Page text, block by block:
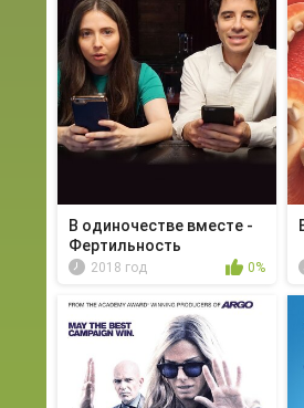
В одиночестве вместе -
Фертильность
2018 год 0%